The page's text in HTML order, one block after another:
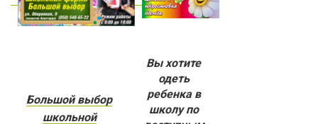
Большой выбор
школьной
Вы хотите
одеть
ребенка в
школу по